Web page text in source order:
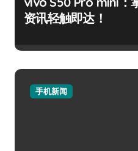
资讯轻触即达！
手机新闻